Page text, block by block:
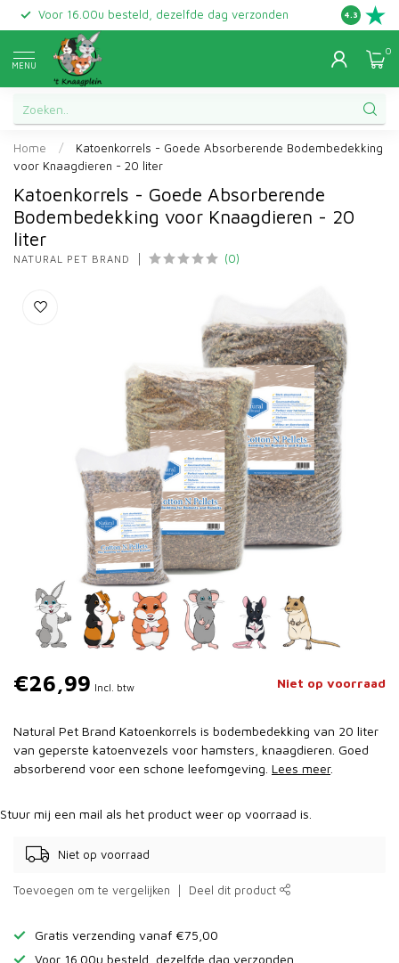
Voor 16.00u besteld, dezelfde dag verzonden Gratis
4.3
MENU
0
Home /
Katoenkorrels - Goede Absorberende Bodembedekking
voor Knaagdieren - 20 liter
Katoenkorrels - Goede Absorberende
Bodembedekking voor Knaagdieren - 20
liter
NATURAL PET BRAND (0)
€26,99 Incl. btw Niet op voorraad
Natural Pet Brand Katoenkorrels is bodembedekking van 20 liter
van geperste katoenvezels voor hamsters, knaagdieren. Goed
absorberend voor een schone leefomgeving. Lees meer.
Stuur mij een mail als het product weer op voorraad is.
Niet op voorraad
Toevoegen om te vergelijken Deel dit product
Gratis verzending vanaf €75,00
Voor 16.00u besteld, dezelfde dag verzonden